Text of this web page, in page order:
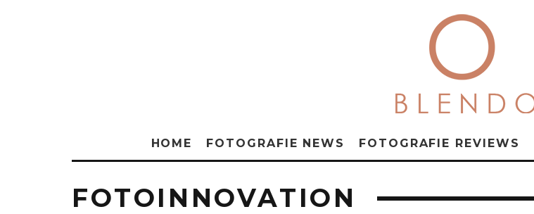
HOME FOTOGRAFIE NEWS FOTOGRAFIE REVIEWS
FOTOINNOVATION